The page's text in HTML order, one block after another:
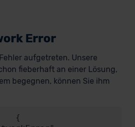
Error
aufgetreten. Unsere
fieberhaft an einer Lösung,
begegnen, können Sie ihm